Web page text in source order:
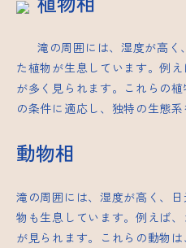
滝の周囲には、湿度が高く
た植物が生息しています。例
が多く見られます。これらの
の条件に適応し、独特の生態系
動物相
滝の周囲には、湿度が高く、
物も生息しています。例えば
が見られます。これらの動物は